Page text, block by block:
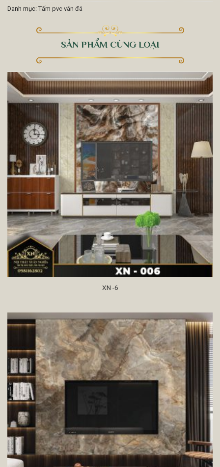
Danh mục: Tấm pvc vân đá
SẢN PHẨM CÙNG LOẠI
XN -6